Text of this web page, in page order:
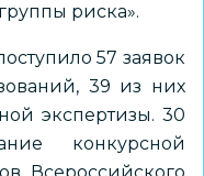
риска».
57 заявок
39 из них
экспертизы. 30
конкурсной